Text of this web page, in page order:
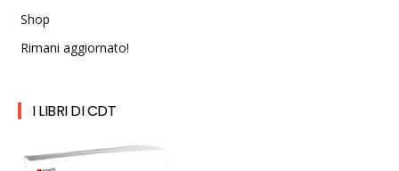
Shop
Rimani aggiornato!
I LIBRI DI CDT